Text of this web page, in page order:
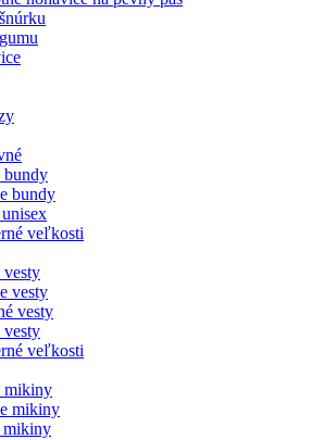
bundy
bundy
veľkosti
vesty
vesty
vesty
veľkosti
mikiny
mikiny
mikiny